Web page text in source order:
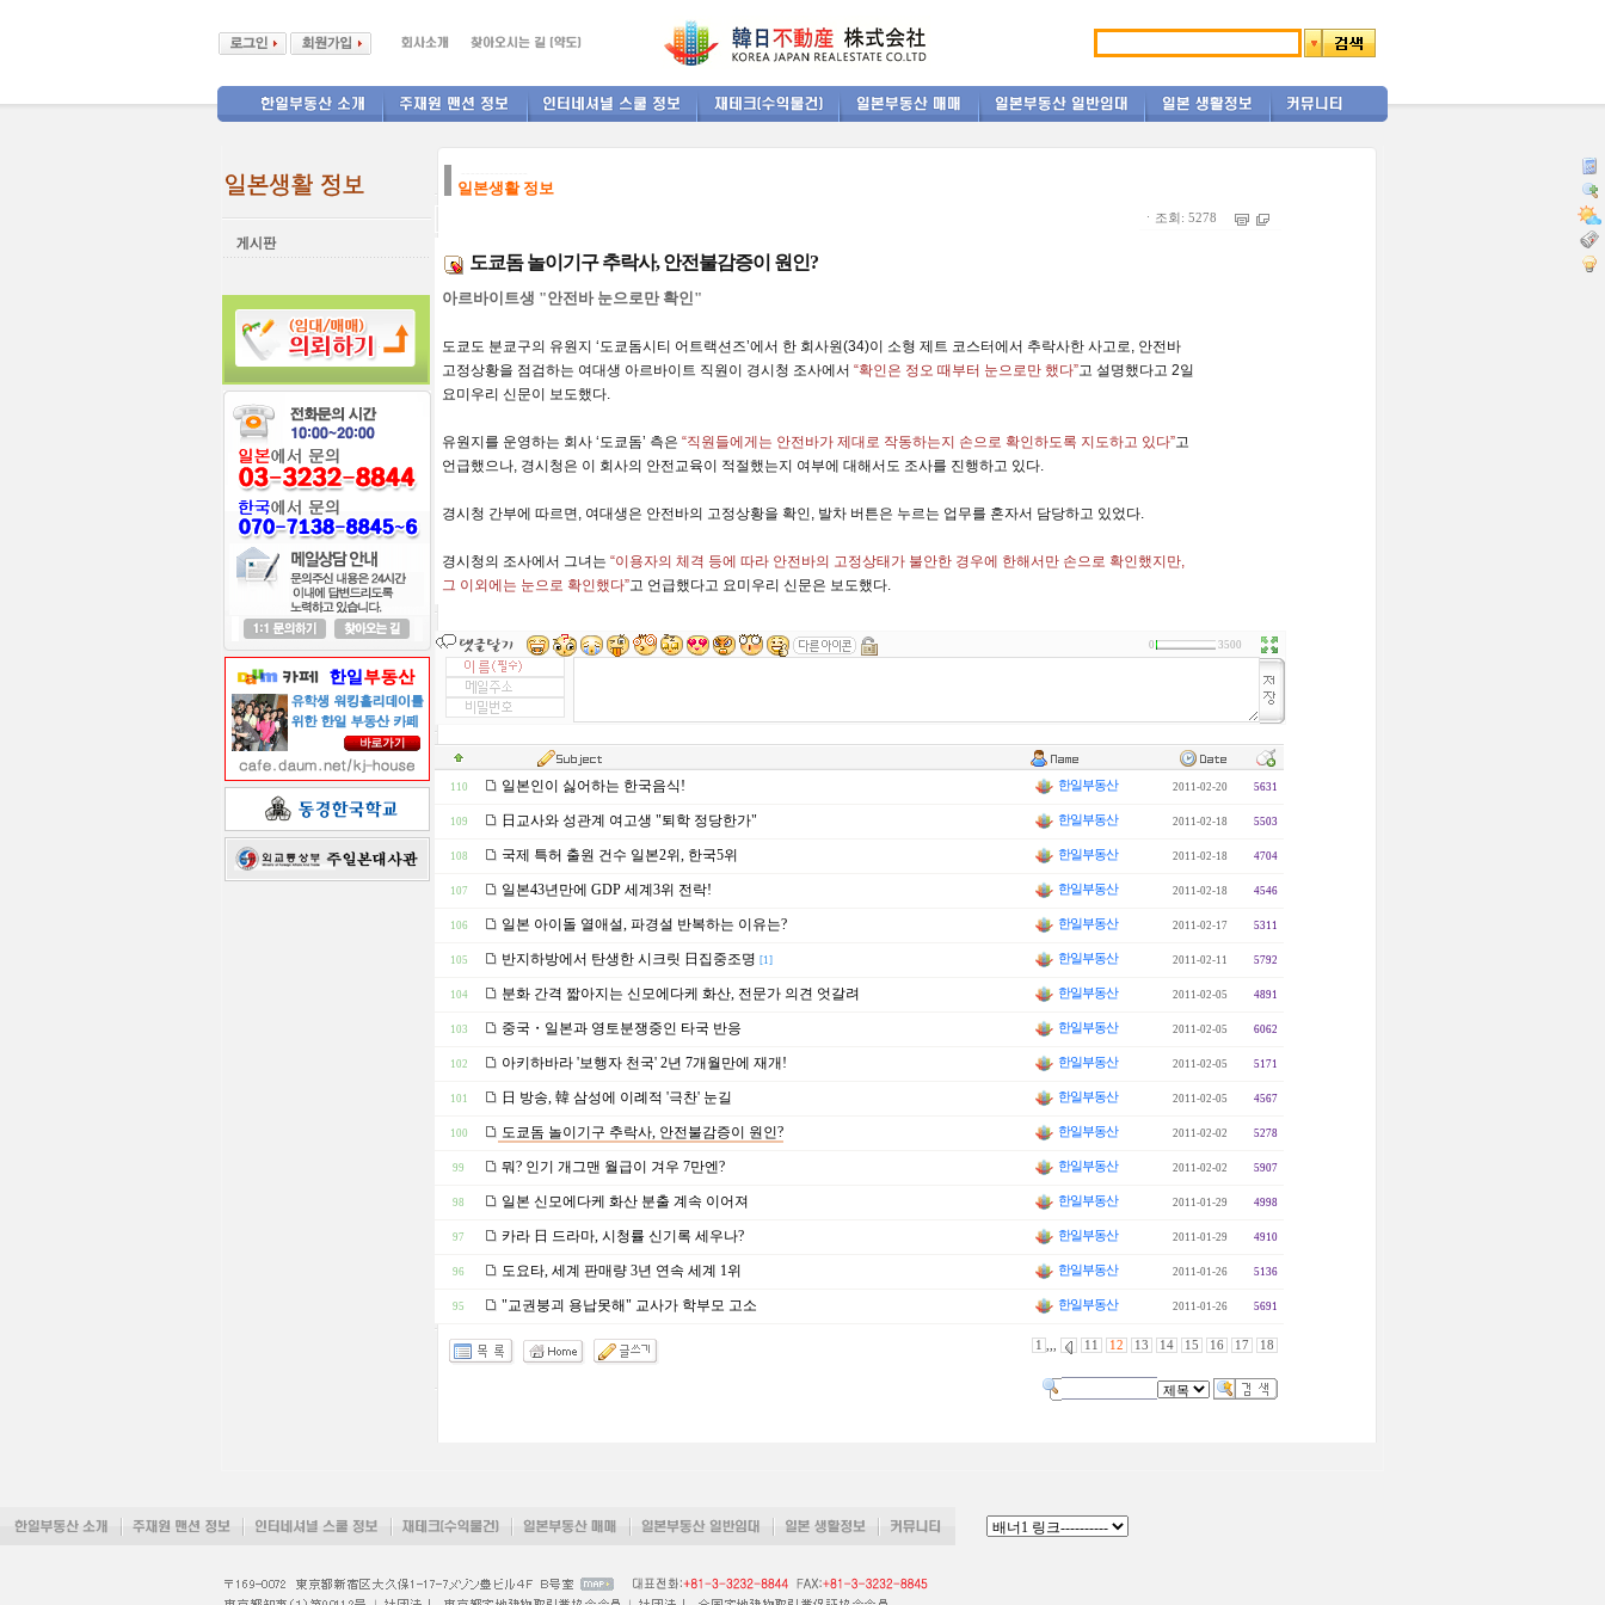
일본생활 정보
ㆍ조회: 5278
도쿄돔 놀이기구 추락사, 안전불감증이 원인?
아르바이트생 "안전바 눈으로만 확인"
도쿄도 분쿄구의 유원지 ‘도쿄돔시티 어트랙션즈’에서 한 회사원(34)이 소형 제트 코스터에서 추락사한 사고로, 안전 바
고정상황을 점검하는 여대생 아르바이트 직원 이 경시 청 조사에서 “확인은 정오 때부터 눈으로만 했다”고 설명했다고 2일
요미우리 신문이 보도했다.
유원지를 운영하는 회사 ‘도쿄돔’ 측은 “직원들에게는 안전바가 제대로 작동하는지 손으로 확인하도록 지도하고 있다”고
언급했으나, 경시청은 이 회사의 안전 교육이 적절했는지 여부에 대해서도 조사를 진행하고 있다.
경시청 간부에 따르면, 여대생은 안전바의 고정상황을 확인, 발차 버튼은 누르는 업무를 혼자서 담당하고 있었다.
경시청의 조사에서 그녀는 “이용자의 체격 등에 따라 안전바의 고정상태가 불안한 경우에 한해서만 손으로 확인했지만,
그 이외에는 눈으로 확인했다”고 언급했다고 요미우리 신문은 보도했다.
0 3500
110 일본인이 싫어하는 한국음식! 한일부동산 2011-02-20 5631
109 日교사와 성관계 여고생 "퇴학 정당한가" 한일부동산 2011-02-18 5503
108 국제 특허 출원 건수 일본2위, 한국5위 한일부동산 2011-02-18 4704
107 일본43년만에 GDP 세계3위 전락! 한일부동산 2011-02-18 4546
106 일본 아이돌 열애설, 파경설 반복하는 이유는? 한일부동산 2011-02-17 5311
105 반지하방에서 탄생한 시크릿 日집중조명 [1] 한일부동산 2011-02-11 5792
104 분화 간격 짧아지는 신모에다케 화산, 전문가 의견 엇갈려 한일부동산 2011-02-05 4891
103 중국・일본과 영토분쟁중인 타국 반응 한일부동산 2011-02-05 6062
102 아키하바라 '보행자 천국' 2년 7개월만에 재개! 한일부동산 2011-02-05 5171
101 日 방송, 韓 삼성에 이례적 '극찬' 눈길 한일부동산 2011-02-05 4567
100 도쿄돔 놀이기구 추락사, 안전불감증이 원인? 한일부동산 2011-02-02 5278
99 뭐? 인기 개그맨 월급이 겨우 7만엔? 한일부동산 2011-02-02 5907
98 일본 신모에다케 화산 분출 계속 이어져 한일부동산 2011-01-29 4998
97 카라 日 드라마, 시청률 신기록 세우나? 한일부동산 2011-01-29 4910
96 도요타, 세계 판매량 3년 연속 세계 1위 한일부동산 2011-01-26 5136
95 "교권붕괴 용납못해" 교사가 학부모 고소 한일부동산 2011-01-26 5691
1 ,,, 11 12 13 14 15 16 17 18